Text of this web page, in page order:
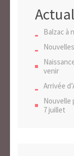
Balzac à
venir
Arrivée
7 juillet